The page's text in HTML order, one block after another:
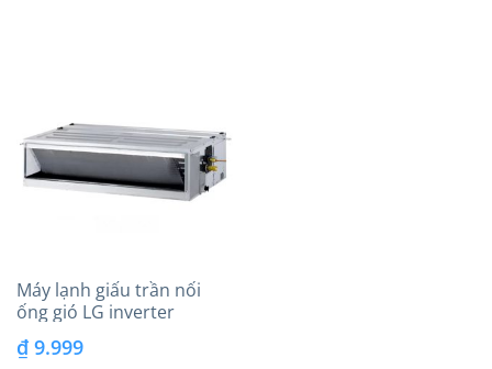
Máy lạnh giấu trần nối
ống gió LG inverter
(5.0Hp) ZBNQ48LM3A0 – 3
Pha
₫9.999